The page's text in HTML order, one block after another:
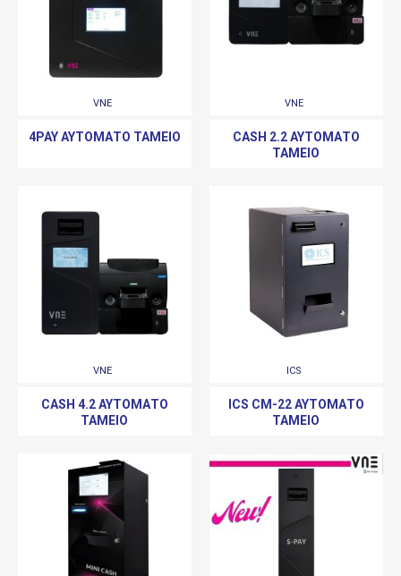
VNE
4PAY ΑΥΤΌΜΑΤΟ ΤΑΜΕΊΟ
VNE
CASH 2.2 ΑΥΤΌΜΑΤΟ
ΤΑΜΕΊΟ
VNE
CASH 4.2 ΑΥΤΌΜΑΤΟ
ΤΑΜΕΊΟ
ICS
ICS CM-22 ΑΥΤΌΜΑΤΟ
ΤΑΜΕΊΟ